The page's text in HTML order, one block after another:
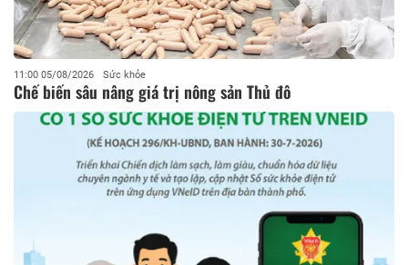
11:00 05/08/2026 Sức khỏe
Chế biến sâu nâng giá trị nông sản Thủ đô